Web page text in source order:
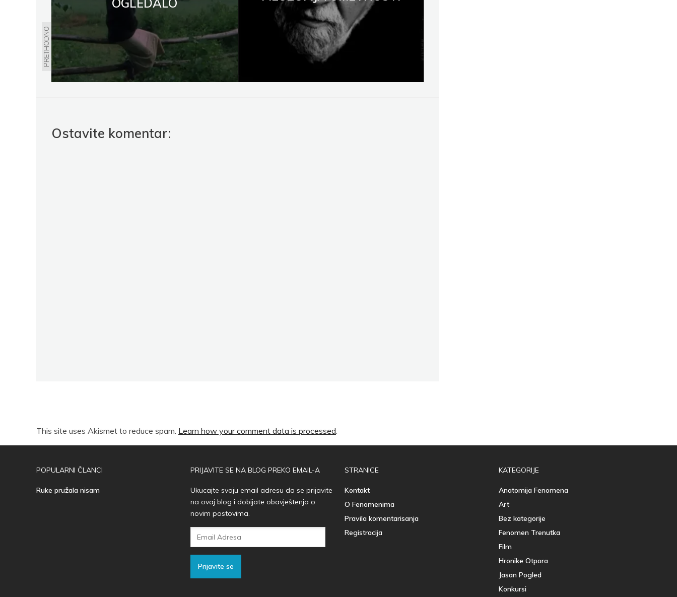
PRETHODNO
OGLEDALO
Ostavite komentar:
This site uses Akismet to reduce spam. Learn how your comment data is processed.
POPULARNI ČLANCI
Ruke pružala nisam
PRIJAVITE SE NA BLOG PREKO EMAIL-A
Ukucajte svoju email adresu da se prijavite
na ovaj blog i dobijate obavještenja o
novim postovima.
Prijavite se
STRANICE
Kontakt
O Fenomenima
Pravila komentarisanja
Registracija
KATEGORIJE
Anatomija Fenomena
Art
Bez kategorije
Fenomen Trenutka
Film
Hronike Otpora
Jasan Pogled
Konkursi